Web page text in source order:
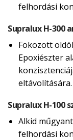
felhordási
Supralux H-300
Fokozott
Epoxiészter
eltávolítására.
Supralux H-100
Alkid
felhordási